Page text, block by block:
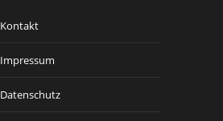
Kontakt
Impressum
Datenschutz